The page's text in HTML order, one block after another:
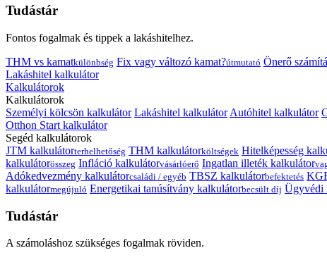
Tudástár
Fontos fogalmak és tippek a lakáshitelhez.
THM vs kamatkülönbség Fix vagy változó kamat?útmutató Önerő
Lakáshitel kalkulátor
Kalkulátorok
Kalkulátorok
Személyi kölcsön kalkulátor Lakáshitel kalkulátor Autóhitel kalkulátor
Otthon Start kalkulátor
Segéd kalkulátorok
JTM kalkulátorterhelhetőség THM kalkulátorköltségek Hitelképesség
kalkulátorösszeg Infláció kalkulátorvásárlóerő Ingatlan illeték kalkulátor
Adókedvezmény kalkulátorcsaládi / egyéb TBSZ kalkulátorbefektetés
kalkulátormegújuló Energetikai tanúsítvány kalkulátorbecsült díj Ügyvédi
Tudástár
A számoláshoz szükséges fogalmak röviden.